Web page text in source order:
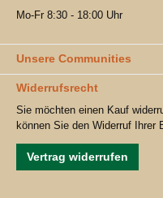
Mo-Fr 8:30 - 18:00 Uhr
Unsere Communities
Widerrufsrecht
Sie möchten einen Kauf
können Sie den Widerruf Ihrer
Vertrag widerrufen